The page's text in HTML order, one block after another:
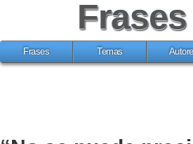
Frases
Frases Temas